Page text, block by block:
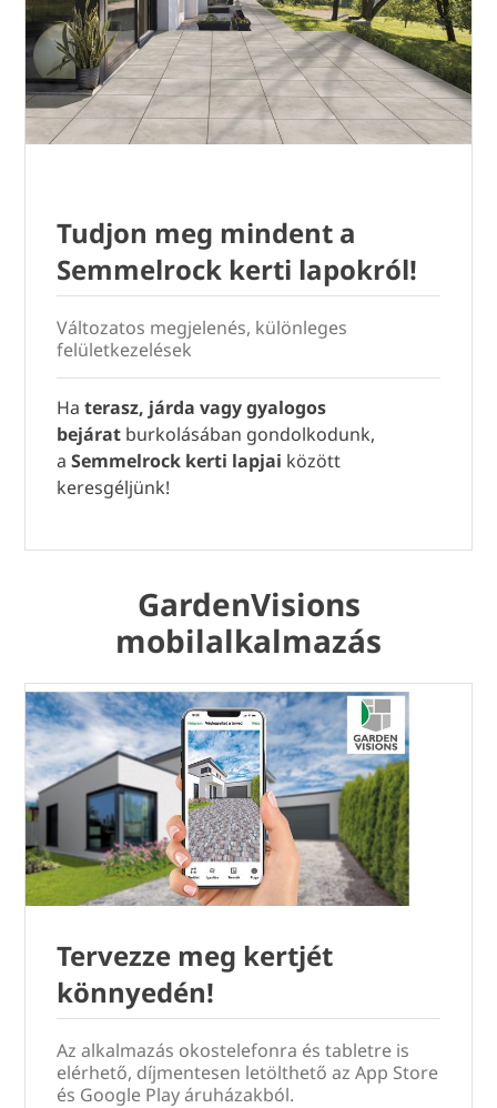
Tudjon meg mindent a
Semmelrock kerti lapokról!
Változatos megjelenés, különleges
felületkezelések
Ha terasz, járda vagy gyalogos
bejárat burkolásában gondolkodunk,
a Semmelrock kerti lapjai között
keresgéljünk!
GardenVisions
mobilalkalmazás
Tervezze meg kertjét
könnyedén!
Az alkalmazás okostelefonra és tabletre is
elérhető, díjmentesen letölthető az App Store
és Google Play áruházakból.